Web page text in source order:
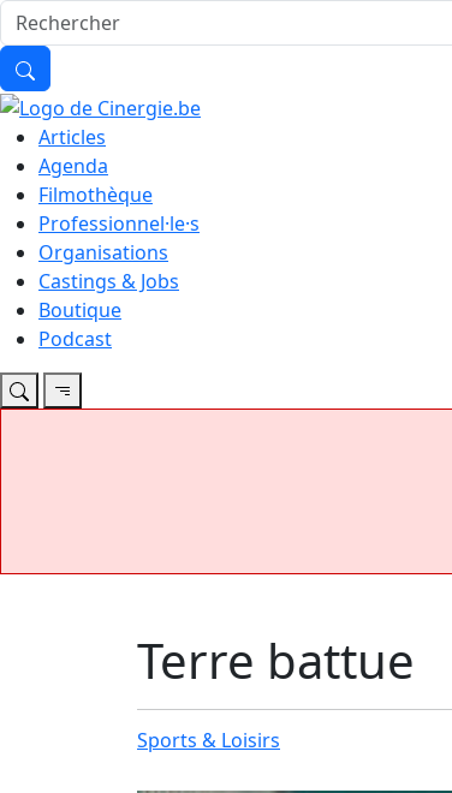
Articles
Agenda
Filmothèque
Professionnel·le·s
Organisations
Castings & Jobs
Boutique
Podcast
Terre battue
Sports & Loisirs